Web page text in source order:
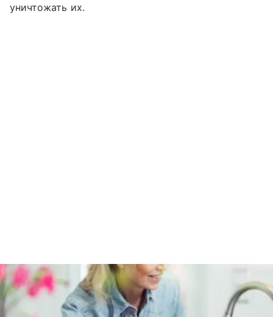
уничтожать их.